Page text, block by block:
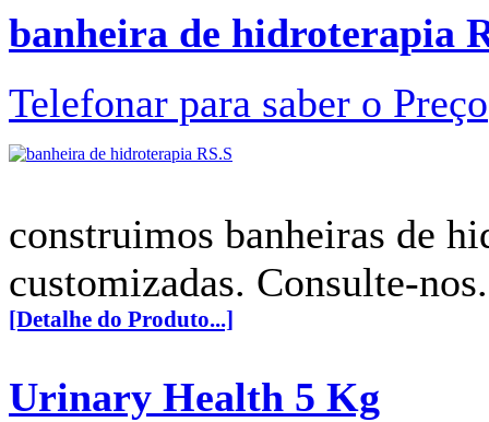
banheira de hidroterapia
Telefonar para saber o Preço
construimos banheiras de
customizadas. Consulte-nos.
[Detalhe do Produto...]
Urinary Health 5 Kg